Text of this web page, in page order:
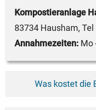
Kompostieranlage
83734 Hausham,
Annahmezeiten: Mo
Was kostet die